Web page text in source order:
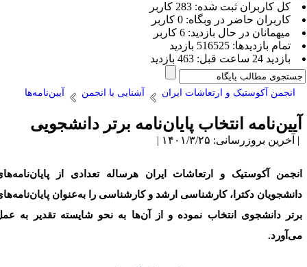
كل کاربران ثبت شده: 283 کاربر
کاربران حاضر در وبگاه: 0 کاربر
ميهمانان در حال بازديد: 6 کاربر
تمام بازديد‌ها: 516525 بازدید
بازديد 24 ساعت قبل: 463 بازدید
انجمن آکوستیک و ارتعاشات ایران آشنایی با انجمن آیین‌نامه‌ها
انتخاب پایان‌نامه برتر دانشجویی
بروزرسانی: ۱۴۰۱/۳/۲۵ |
آکوستیک و ارتعاشات ایران هرساله تعدادی از پایان‌نامه‌های
دکترا، کارشناسی ارشد و کارشناسی را به‌عنوان پایان‌نامه‌های
دانشجوی انتخاب نموده و از آن‌ها به نحو شایسته تقدیر به عمل